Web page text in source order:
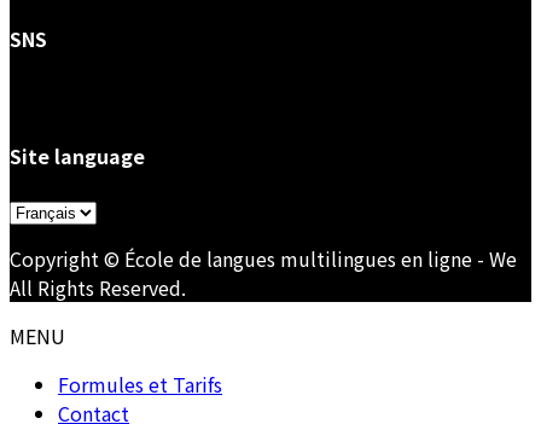
SNS
Site language
Choisir
langue
Copyright © École de langues multilingues en ligne - We
All Rights Reserved.
MENU
Formules et Tarifs
Contact